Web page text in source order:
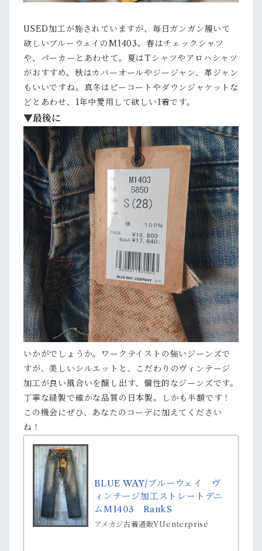
USED加工が施されていますが、毎日ガンガン履いて
欲しいブルーウェイのM1403。春はチェックシャツ
や、パーカーとあわせて。夏はTシャツやアロハシャツ
がおすすめ。秋はカバーオールやジージャン、革ジャン
もいいですね。真冬はピーコートやダウンジャケットな
どとあわせ、1年中愛用して欲しい1着です。
▼最後に
いかがでしょうか。ワークテイストの強いジーンズで
すが、美しいシルエットと、こだわりのヴィンテージ
加工が良い風合いを醸し出す、個性的なジーンズです。
丁寧な縫製で確かな品質の日本製。しかも半額です！
この機会にぜひ、あなたのコーデに加えてください
ね！
BLUE WAY/ブルーウェイ ヴ
ィンテージ加工ストレートデニ
ムM1403 RankS
アメカジ古着通販YUenterprise